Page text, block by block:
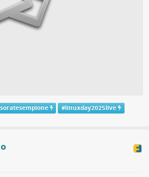
#linuxday2025live